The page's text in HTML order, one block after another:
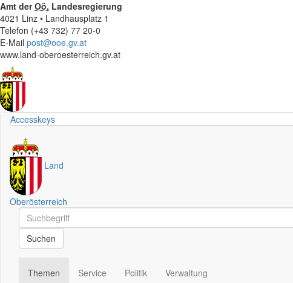
Amt derOö. Landesregierung
4021 Linz • Landhausplatz 1
Telefon (+43 732) 77 20-0
E-Mail post@ooe.gv.at
www.land-oberoesterreich.gv.at
Accesskeys
Land
Oberösterreich
Schnellsuche
Schnellsuche
Suchen
Themen
Service
Politik
Verwaltung